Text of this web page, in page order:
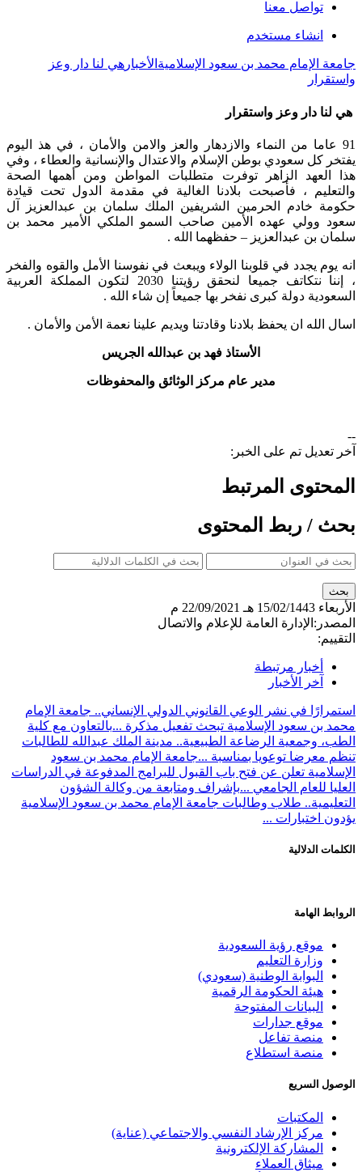
تواصل معنا
انشاء مستخدم
جامعة الإمام محمد بن سعود الإسلامية الأخبار هي لنا دار وعز
واستقرار
هي لنا دار وعز واستقرار
91 عاما من النماء والازدهار والعز والامن والأمان ، في هذ اليوم
يفتخر كل سعودي بوطن الإسلام والاعتدال والإنسانية والعطاء ، وفي
هذا العهد الزاهر توفرت متطلبات المواطن ومن أهمها الصحة
والتعليم ، فأصبحت بلادنا الغالية في مقدمة الدول تحت قيادة
حكومة خادم الحرمين الشريفين الملك سلمان بن عبدالعزيز آل
سعود وولي عهده الأمين صاحب السمو الملكي الأمير محمد بن
سلمان بن عبدالعزيز – حفظهما الله .
انه يوم يجدد في قلوبنا الولاء ويبعث في نفوسنا الأمل والقوه والفخر
، إننا نتكاتف جميعا لنحقق رؤيتنا 2030 لتكون المملكة العربية
السعودية دولة كبرى نفخر بها جميعاً إن شاء الله .
اسال الله ان يحفظ بلادنا وقادتنا ويديم علينا نعمة الأمن والأمان .
الأستاذ فهد بن عبدالله الجريس
مدير عام مركز الوثائق والمحفوظات
--
آخر تعديل تم على الخبر:
المحتوى المرتبط
بحث / ربط المحتوى
الأربعاء 15/02/1443 هـ
22/09/2021 م
المصدر: الإدارة العامة للإعلام والاتصال
التقييم:
أخبار مرتبطة
آخر الأخبار
استمرارًا في نشر الوعي القانوني الدولي الإنساني.. جامعة الإمام
محمد بن سعود الإسلامية تبحث تفعيل مذكرة ...بالتعاون مع كلية
الطب، وجمعية الرضاعة الطبيعية.. مدينة الملك عبدالله للطالبات
تنظم معرضا توعويا بمناسبة ...جامعة الإمام محمد بن سعود
الإسلامية تعلن عن فتح باب القبول للبرامج المدفوعة في الدراسات
العليا للعام الجامعي ...بإشراف ومتابعة من وكالة الشؤون
التعليمية.. طلاب وطالبات جامعة الإمام محمد بن سعود الإسلامية
يؤدون اختبارات ...
الكلمات الدلالية
الروابط الهامة
موقع رؤية السعودية
وزارة التعليم
البوابة الوطنية (سعودي)
هيئة الحكومة الرقمية
البيانات المفتوحة
موقع جدارات
منصة تفاعل
منصة استطلاع
الوصول السريع
المكتبات
مركز الإرشاد النفسي والاجتماعي (عناية)
المشاركة الإلكترونية
ميثاق العملاء